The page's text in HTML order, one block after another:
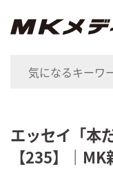
エッセイ「本
【235】｜